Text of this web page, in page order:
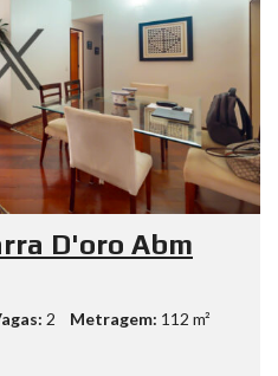
D'oro Abm
2 Metragem: 112 m²